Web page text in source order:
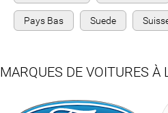
Pays Bas Suede
MARQUES DE VOITURES À